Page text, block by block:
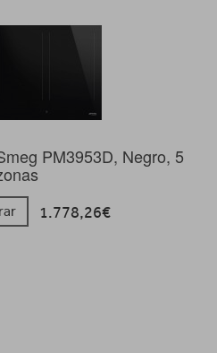
PM3953D, Negro, 5
1.778,26€